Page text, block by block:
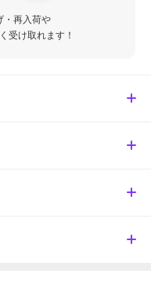
・再入荷や
受け取れます！